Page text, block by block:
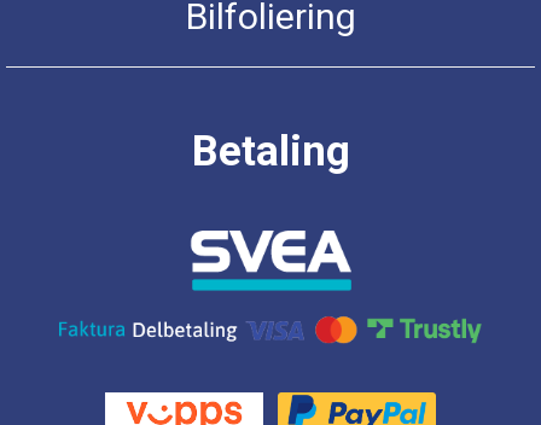
Bilfoliering
Betaling